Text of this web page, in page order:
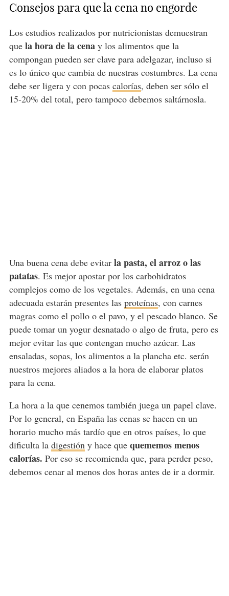
Consejos para que la cena no engorde
Los estudios realizados por nutricionistas demuestran
quela hora de la cenay los alimentos que la
compongan pueden ser clave para adelgazar, incluso si
es lo único que cambia de nuestras costumbres. La cena
debe ser ligera y con pocas calorías, deben ser sólo el
15-20% del total, pero tampoco debemos saltárnosla.
Una buena cena debe evitarla pasta, el arroz o las
patatas. Es mejor apostar por los carbohidratos
complejos como de los vegetales. Además, en una cena
adecuada estarán presentes las proteínas, con carnes
magras como el pollo o el pavo, y el pescado blanco. Se
puede tomar un yogur desnatado o algo de fruta, pero es
mejor evitar las que contengan mucho azúcar. Las
ensaladas, sopas, los alimentos a la plancha etc. serán
nuestros mejores aliados a la hora de elaborar platos
para la cena.
La hora a la que cenemos también juega un papel clave.
Por lo general, en España las cenas se hacen en un
horario mucho más tardío que en otros países, lo que
dificulta la digestióny hace que quememos menos
calorías. Por eso se recomienda que, para perder peso,
debemos cenar al menos dos horas antes de ir a dormir.